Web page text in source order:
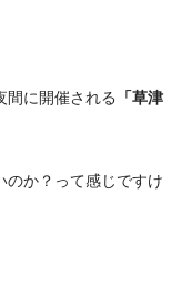
間に開催される
「草津
のか？って感じですけ